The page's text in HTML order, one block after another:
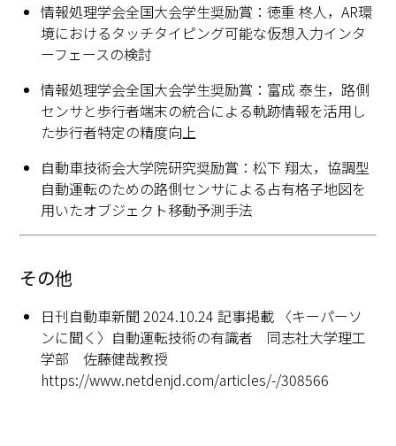
情報処理学会全国大会学生奨励賞：徳重 柊人，AR環
境におけるタッチタイピング可能な仮想入力インタ
ーフェースの検討
情報処理学会全国大会学生奨励賞：富成 泰生，路側
センサと歩行者端末の統合による軌跡情報を活用し
た歩行者特定の精度向上
自動車技術会大学院研究奨励賞：松下 翔太，協調型
自動運転のための路側センサによる占有格子地図を
用いたオブジェクト移動予測手法
その他
日刊自動車新聞 2024.10.24 記事掲載 〈キーパーソ
ンに聞く〉自動運転技術の有識者 同志社大学理工
学部 佐藤健哉教授
https://www.netdenjd.com/articles/-/308566